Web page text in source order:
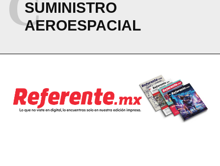
SUMINISTRO
AEROESPACIAL